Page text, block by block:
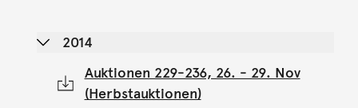
2014
Auktionen 229-236, 26. - 29. Nov
(Herbstauktionen)